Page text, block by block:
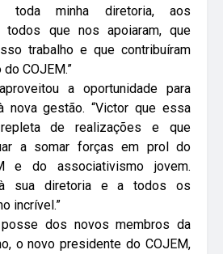
toda minha diretoria, aos
todos que nos apoiaram, que
trabalho e que contribuíram
COJEM.”
a oportunidade para
nova gestão. “Victor que essa
de realizações e que
a somar forças em prol do
e do associativismo jovem.
sua diretoria e a todos os
incrível.”
dos novos membros da
o novo presidente do COJEM,